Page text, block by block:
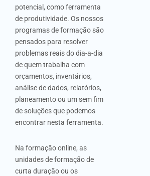
potencial, como ferramenta
de produtividade. Os nossos
programas de formação são
pensados para resolver
problemas reais do dia-a-dia
de quem trabalha com
orçamentos, inventários,
análise de dados, relatórios,
planeamento ou um sem fim
de soluções que podemos
encontrar nesta ferramenta.
Na formação online, as
unidades de formação de
curta duração ou os